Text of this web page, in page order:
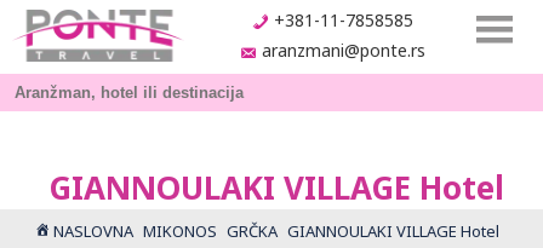
+381-11-7858585
aranzmani@ponte.rs
GIANNOULAKI VILLAGE Hotel
NASLOVNA MIKONOS GRČKA GIANNOULAKI VILLAGE Hotel